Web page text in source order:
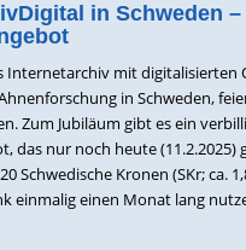
in Schweden –
Internetarchiv mit digitalisierten
in Schweden,
Zum Jubiläum gibt es ein
das nur noch heute (11.2.2025)
Schwedische Kronen (SKr; ca.
einmalig einen Monat lang